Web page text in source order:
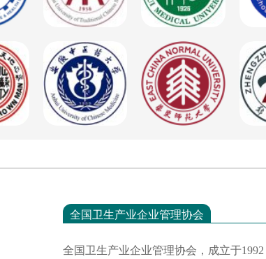
全国卫生产业企业管理协会
全国卫生产业企业管理协会，成立于1992